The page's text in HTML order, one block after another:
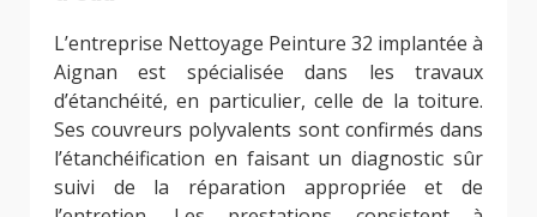
L’entreprise Nettoyage Peinture 32 implantée à
Aignan est spécialisée dans les travaux
d’étanchéité, en particulier, celle de la toiture.
Ses couvreurs polyvalents sont confirmés dans
l’étanchéification en faisant un diagnostic sûr
suivi de la réparation appropriée et de